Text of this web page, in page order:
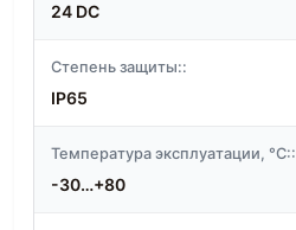
24 DC
Степень защиты::
IP65
Температура эксплуатации, °C::
-30…+80